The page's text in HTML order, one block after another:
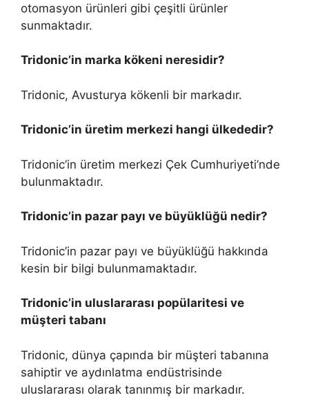
otomasyon ürünleri gibi çeşitli ürünler
sunmaktadır.
Tridonic’in marka kökeni neresidir?
Tridonic, Avusturya kökenli bir markadır.
Tridonic’in üretim merkezi hangi ülkededir?
Tridonic’in üretim merkezi Çek Cumhuriyeti’nde
bulunmaktadır.
Tridonic’in pazar payı ve büyüklüğü nedir?
Tridonic’in pazar payı ve büyüklüğü hakkında
kesin bir bilgi bulunmamaktadır.
Tridonic’in uluslararası popülaritesi ve
müşteri tabanı
Tridonic, dünya çapında bir müşteri tabanına
sahiptir ve aydınlatma endüstrisinde
uluslararası olarak tanınmış bir markadır.